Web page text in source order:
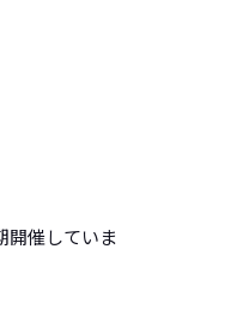
開催していま